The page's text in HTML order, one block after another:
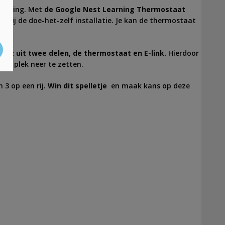
Met de Google Nest Learning Thermostaat
de doe-het-zelf installatie. Je kan de thermostaat
uit twee delen, de thermostaat en E-link. Hierdoor
plek neer te zetten.
3 op een rij. Win dit spelletje en maak kans op deze